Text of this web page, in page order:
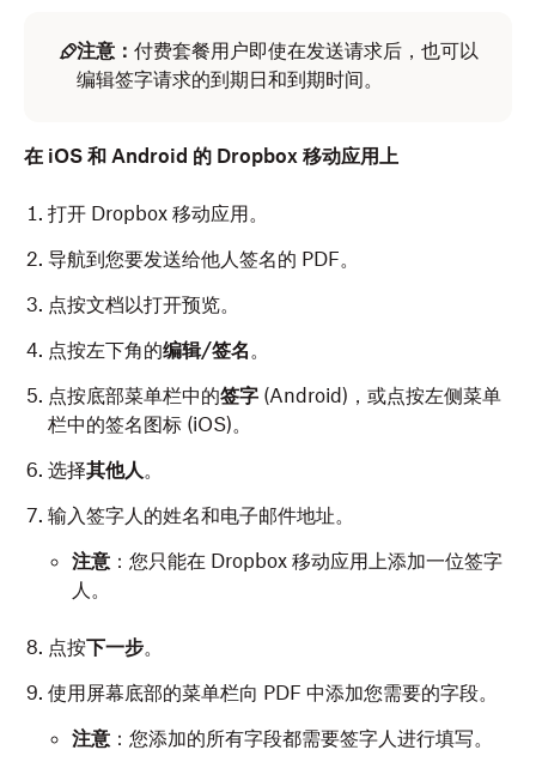
注意： 付费套餐用户即使在发送请求后，也可以
编辑签字请求的到期日和到期时间。
在 iOS 和 Android 的 Dropbox 移动应用上
打开 Dropbox 移动应用。
导航到您要发送给他人签名的 PDF。
点按文档以打开预览。
点按左下角的编辑/签名。
点按底部菜单栏中的签字 (Android)，或点按左侧菜单
栏中的签名图标 (iOS)。
选择其他人。
输入签字人的姓名和电子邮件地址。
注意 ：您只能在 Dropbox 移动应用上添加一位签字
人。
点按下一步。
使用屏幕底部的菜单栏向 PDF 中添加您需要的字段。
注意 ：您添加的所有字段都需要签字人进行填写。